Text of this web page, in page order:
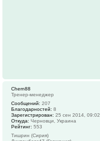
Chern88
Тренер-менеджер
Сообщений: 207
Благодарностей: 8
Зарегистрирован: 25 сен 2014, 09:02
Откуда: Черновци, Украина
Рейтинг: 553
Тишрин (Сирия)